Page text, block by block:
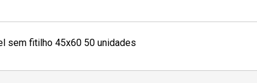
sem fitilho 45x60 50 unidades